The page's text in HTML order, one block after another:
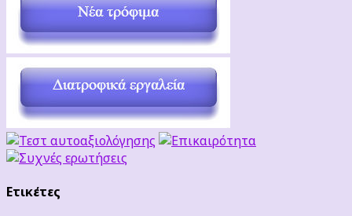
Ετικέτες